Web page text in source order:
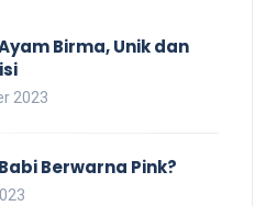
Birma, Unik dan
2023
Berwarna Pink?